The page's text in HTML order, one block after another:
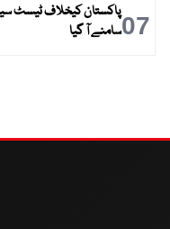
07سامنے آ گیا